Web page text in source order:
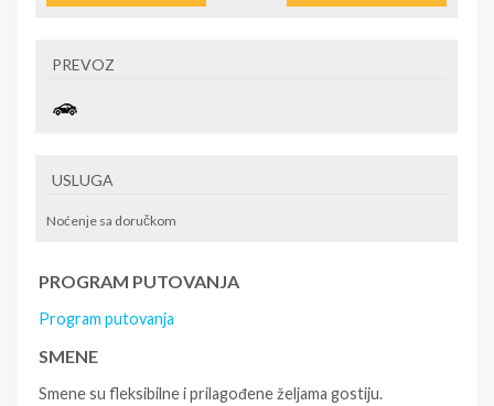
PREVOZ
USLUGA
Noćenje sa doručkom
PROGRAM PUTOVANJA
Program putovanja
SMENE
Smene su fleksibilne i prilagođene željama gostiju.